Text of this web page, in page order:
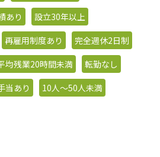
あり
設立30年以上
再雇用制度あり
完全週休2日制
均残業20時間未満
転勤なし
当あり
10人〜50人未満